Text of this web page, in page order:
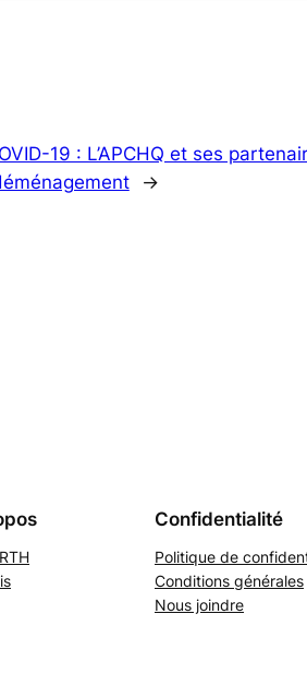
19 : L’APCHQ et ses
→
Confidentialité
Politique de
Conditions générales
Nous joindre